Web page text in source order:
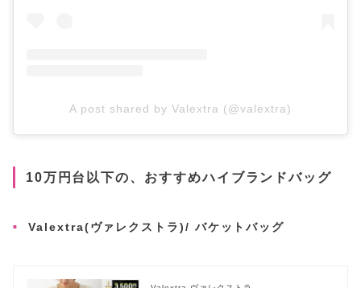
A post shared by Valextra (@valextra)
10万円台以下の、おすすめハイブランドバッグ
Valextra(ヴァレクストラ)/ バケットバッグ